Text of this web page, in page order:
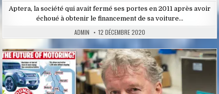
Aptera, la société qui avait fermé ses portes en 2011 après avoir
échoué à obtenir le financement de sa voiture…
ADMIN 12 DÉCEMBRE 2020
Posted
in